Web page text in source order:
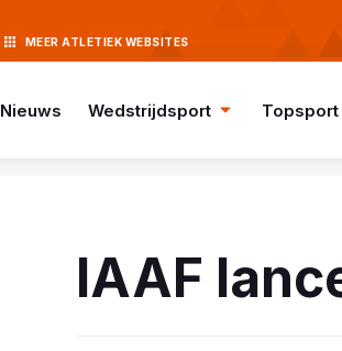
MEER ATLETIEK WEBSITES
Nieuws Wedstrijdsport Topsport
IAAF